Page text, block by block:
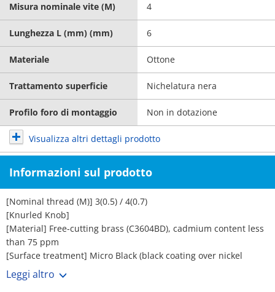
Misura nominale vite (M) 4
Lunghezza L (mm) (mm) 6
Materiale Ottone
Trattamento superficie Nichelatura nera
Profilo foro di montaggio Non in dotazione
Visualizza altri dettagli prodotto
Informazioni sul prodotto
[Nominal thread (M)] 3(0.5) / 4(0.7)
[Knurled Knob]
[Material] Free-cutting brass (C3604BD), cadmium content less
than 75 ppm
[Surface treatment] Micro Black (black coating over nickel
base), Micro Black is only applied to the knob part
[Black nylon washer (KW)]
Leggi altro